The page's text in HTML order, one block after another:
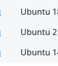
Ubuntu
Ubuntu
Ubuntu